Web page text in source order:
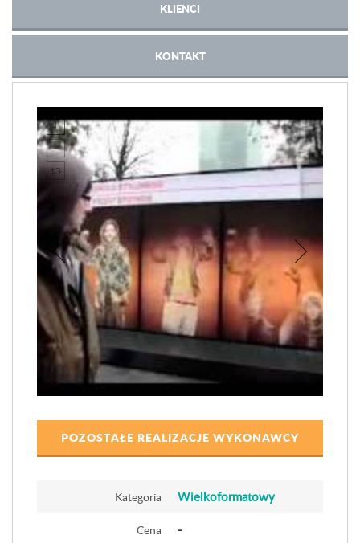
KLIENCI
KONTAKT
POZOSTAŁE REALIZACJE WYKONAWCY
Kategoria Wielkoformatowy
Cena -